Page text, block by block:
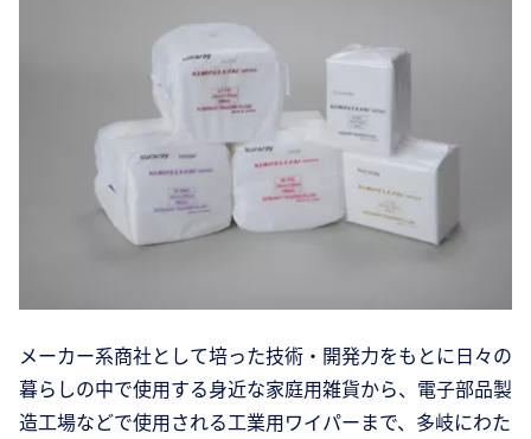
メーカー系商社として培った技術・開発力をもとに日々の
暮らしの中で使用する身近な家庭用雑貨から、電子部品製
造工場などで使用される工業用ワイパーまで、多岐にわた